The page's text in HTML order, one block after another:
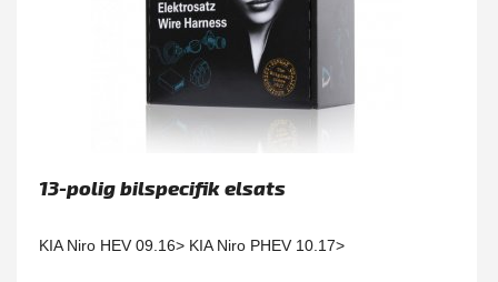
13-polig bilspecifik elsats
KIA Niro HEV 09.16> KIA Niro PHEV 10.17>